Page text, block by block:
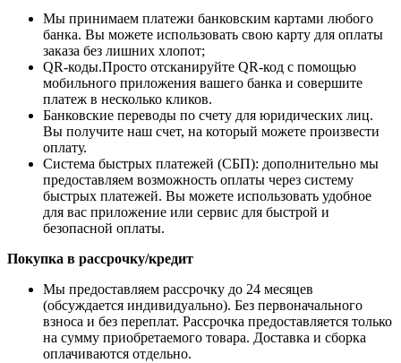
Мы принимаем платежи банковским картами любого
банка. Вы можете использовать свою карту для оплаты
заказа без лишних хлопот;
QR-коды.Просто отсканируйте QR-код с помощью
мобильного приложения вашего банка и совершите
платеж в несколько кликов.
Банковские переводы по счету для юридических лиц.
Вы получите наш счет, на который можете произвести
оплату.
Система быстрых платежей (СБП): дополнительно мы
предоставляем возможность оплаты через систему
быстрых платежей. Вы можете использовать удобное
для вас приложение или сервис для быстрой и
безопасной оплаты.
Покупка в рассрочку/кредит
Мы предоставляем рассрочку до 24 месяцев
(обсуждается индивидуально). Без первоначального
взноса и без переплат. Рассрочка предоставляется только
на сумму приобретаемого товара. Доставка и сборка
оплачиваются отдельно.